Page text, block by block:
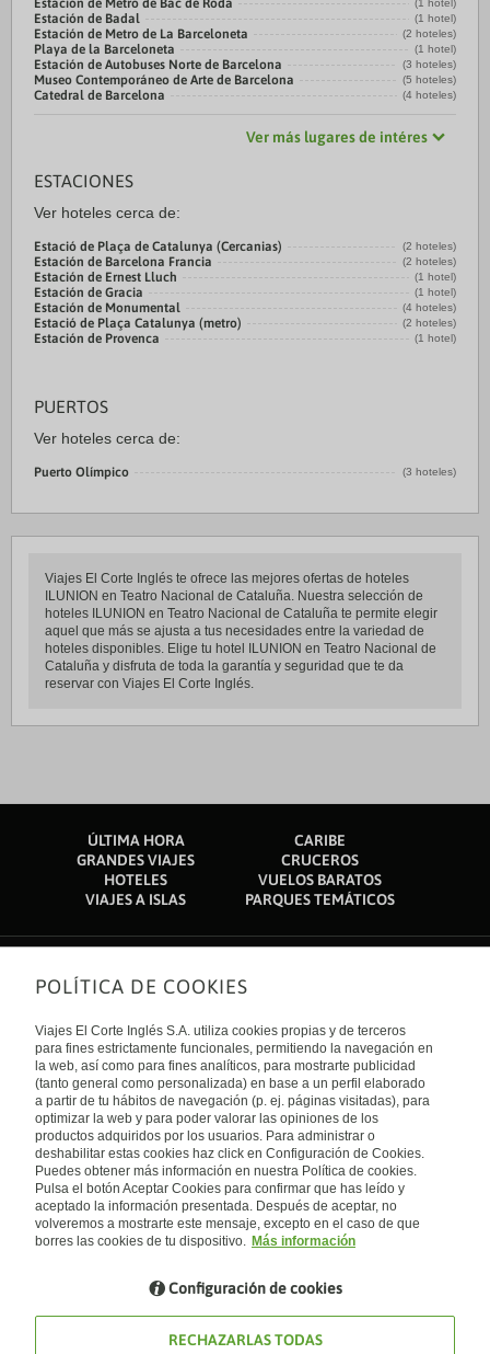
Estación de Metro de Bac de Roda (1 hotel)
Estación de Badal (1 hotel)
Estación de Metro de La Barceloneta (2 hoteles)
Playa de la Barceloneta (1 hotel)
Estación de Autobuses Norte de Barcelona (3 hoteles)
Museo Contemporáneo de Arte de Barcelona (5 hoteles)
Catedral de Barcelona (4 hoteles)
Ver más lugares de intéres
ESTACIONES
Ver hoteles cerca de:
Estació de Plaça de Catalunya (Cercanias) (2 hoteles)
Estación de Barcelona Francia (2 hoteles)
Estación de Ernest Lluch (1 hotel)
Estación de Gracia (1 hotel)
Estación de Monumental (4 hoteles)
Estació de Plaça Catalunya (metro) (2 hoteles)
Estación de Provenca (1 hotel)
PUERTOS
Ver hoteles cerca de:
Puerto Olímpico (3 hoteles)
Viajes El Corte Inglés te ofrece las mejores ofertas de hoteles
ILUNION en Teatro Nacional de Cataluña. Nuestra selección de
hoteles ILUNION en Teatro Nacional de Cataluña te permite elegir
aquel que más se ajusta a tus necesidades entre la variedad de
hoteles disponibles. Elige tu hotel ILUNION en Teatro Nacional de
Cataluña y disfruta de toda la garantía y seguridad que te da
reservar con Viajes El Corte Inglés.
ÚLTIMA HORA
CARIBE
GRANDES VIAJES
CRUCEROS
HOTELES
VUELOS BARATOS
VIAJES A ISLAS
PARQUES TEMÁTICOS
Sobre nosotros
Quiénes somos
Financiación
Sostenibilidad
Turismo accesible
Tarjeta El Corte Inglés
Trabaja con nosotros
El Corte Inglés
Canal Ético
Enlaces de interés
Guías de viaje
Catálogos
Auto check-in
Condiciones Generales
Política de privacidad
Política de cookies
Accesibilidad
Empresas/ Grupos
Internacional
España
Visita nuestro blog
Blog de Viajes el Corte inglés
POLÍTICA DE COOKIES
Viajes El Corte Inglés S.A. utiliza cookies propias y de terceros
para fines estrictamente funcionales, permitiendo la navegación en
la web, así como para fines analíticos, para mostrarte publicidad
(tanto general como personalizada) en base a un perfil elaborado
a partir de tu hábitos de navegación (p. ej. páginas visitadas), para
optimizar la web y para poder valorar las opiniones de los
productos adquiridos por los usuarios. Para administrar o
deshabilitar estas cookies haz click en Configuración de Cookies.
Puedes obtener más información en nuestra Política de cookies.
Pulsa el botón Aceptar Cookies para confirmar que has leído y
aceptado la información presentada. Después de aceptar, no
volveremos a mostrarte este mensaje, excepto en el caso de que
borres las cookies de tu dispositivo. Más información
Configuración de cookies
RECHAZARLAS TODAS